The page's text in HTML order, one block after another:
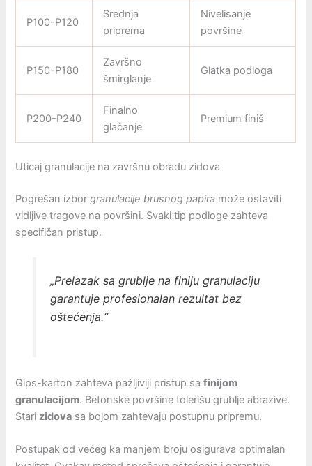
P100-P120
Srednja
priprema
Nivelisanje
površine
P150-P180
Završno
šmirglanje
Glatka podloga
P200-P240
Finalno
glačanje
Premium finiš
Uticaj granulacije na završnu obradu zidova
Pogrešan izborgranulacije brusnog papira može ostaviti
vidljive tragove na površini. Svaki tip podloge zahteva
specifičan pristup.
„Prelazak sa grublje na finiju granulaciju
garantuje profesionalan rezultat bez
oštećenja.“
Gips-karton zahteva pažljiviji pristup safinijom
granulacijom. Betonske površine tolerišu grublje abrazive.
Stari zidova sa bojom zahtevaju postupnu pripremu.
Postupak od većeg ka manjem broju osigurava optimalan